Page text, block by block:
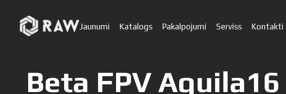
Jaunumi Katalogs Pakalpojumi Serviss Kontakti
Beta FPV